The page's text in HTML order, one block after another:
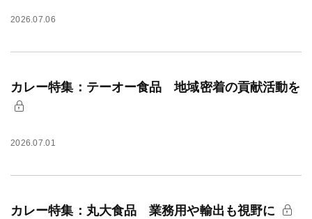
2026.07.06
カレー特集：テーオー食品 地域密着の貢献活動を
2026.07.01
カレー特集：丸大食品 業務用や輸出も視野に